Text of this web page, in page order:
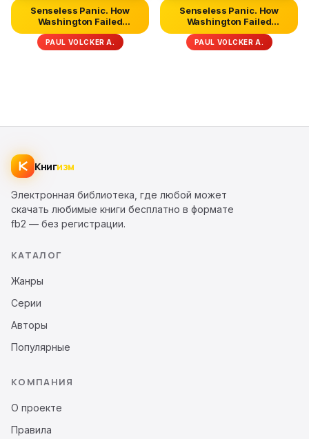
Senseless Panic. How
Washington Failed
America
PAUL VOLCKER A.
Senseless Panic. How
Washington Failed
America
PAUL VOLCKER A.
Книгизм
Электронная библиотека, где любой может
скачать любимые книги бесплатно в формате
fb2 — без регистрации.
КАТАЛОГ
Жанры
Серии
Авторы
Популярные
КОМПАНИЯ
О проекте
Правила